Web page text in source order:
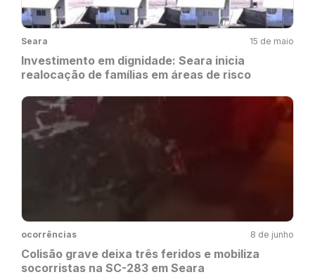
Seara 15 de maio
Investimento em dignidade: Seara inicia
realocação de famílias em áreas de risco
ocorrências 8 de junho
Colisão grave deixa três feridos e mobiliza
socorristas na SC-283 em Seara